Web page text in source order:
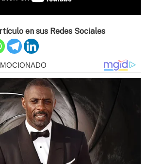
en sus Redes Sociales